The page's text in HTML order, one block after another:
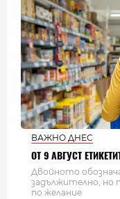
ВАЖНО ДНЕС
ОТ 9 АВГУСТ
Двойното
задължително, но
по желание